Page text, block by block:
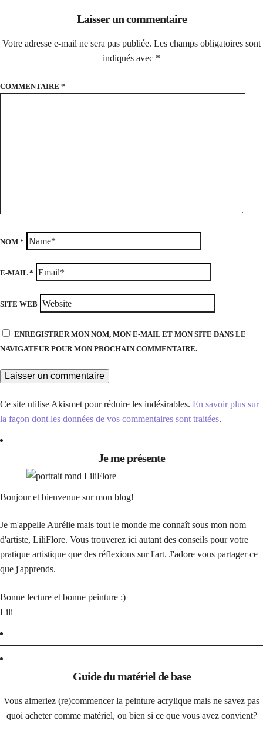
Laisser un commentaire
Votre adresse e-mail ne sera pas publiée. Les champs obligatoires sont
indiqués avec *
COMMENTAIRE *
NOM *
E-MAIL *
SITE WEB
ENREGISTRER MON NOM, MON E-MAIL ET MON SITE DANS LE
NAVIGATEUR POUR MON PROCHAIN COMMENTAIRE.
Ce site utilise Akismet pour réduire les indésirables. En savoir plus sur
la façon dont les données de vos commentaires sont traitées.
Je me présente
Bonjour et bienvenue sur mon blog!
Je m'appelle Aurélie mais tout le monde me connaît sous mon nom
d'artiste, LiliFlore. Vous trouverez ici autant des conseils pour votre
pratique artistique que des réflexions sur l'art. J'adore vous partager ce
que j'apprends.
Bonne lecture et bonne peinture :)
Lili
Guide du matériel de base
Vous aimeriez (re)commencer la peinture acrylique mais ne savez pas
quoi acheter comme matériel, ou bien si ce que vous avez convient?